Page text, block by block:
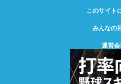
このサイト
みんなの
運営